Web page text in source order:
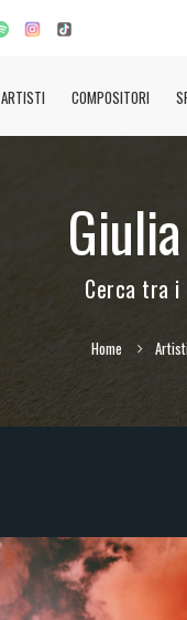
ARTISTI COMPOSITORI
Cerca tra i
Home